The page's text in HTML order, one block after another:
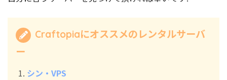
Craftopiaにオススメのレンタルサーバ
ー
シン・VPS